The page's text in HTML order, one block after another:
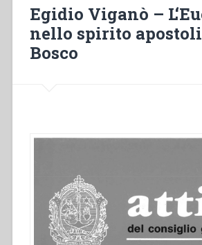
Egidio Viganò –
nello spirito
Bosco